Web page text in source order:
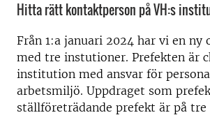
Hitta rätt kontaktperson på VH:s
Från 1:a januari 2024 har vi en ny
med tre instutioner. Prefekten är
institution med ansvar för
arbetsmiljö. Uppdraget som
ställföreträdande prefekt är på tre